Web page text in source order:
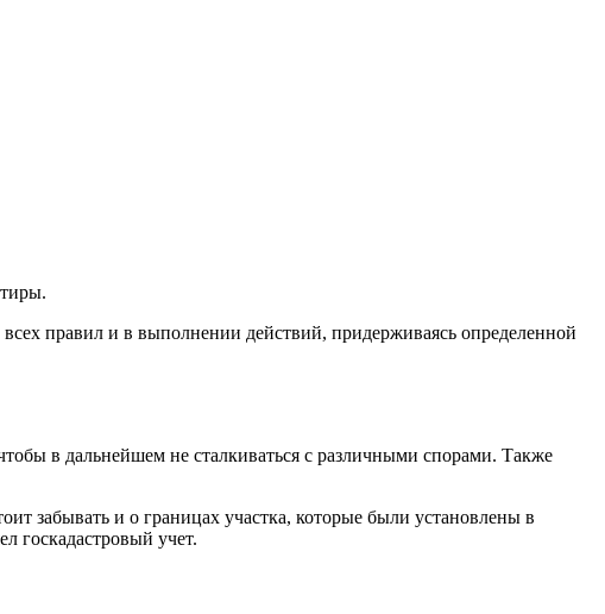
правил и в выполнении действий, придерживаясь определенной
в дальнейшем не сталкиваться с различными спорами. Также
забывать и о границах участка, которые были установлены в
госкадастровый учет.